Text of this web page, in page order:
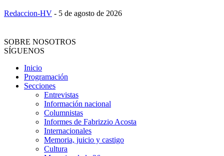
Redaccion-HV - 5 de agosto de 2026
SOBRE NOSOTROS
SÍGUENOS
Inicio
Programación
Secciones
Entrevistas
Información nacional
Columnistas
Informes de Fabrizzio Acosta
Internacionales
Memoria, juicio y castigo
Cultura